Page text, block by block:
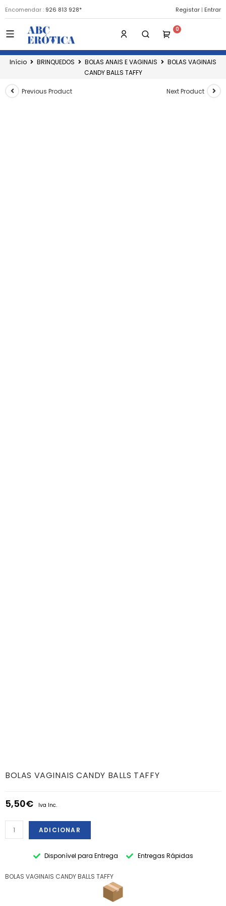
Encomendar : 926 813 928* Registar | Entrar
Início BRINQUEDOS BOLAS ANAIS E VAGINAIS
BOLAS VAGINAIS
CANDY BALLS TAFFY
Previous Product Next Product
BOLAS VAGINAIS CANDY BALLS TAFFY
5,50€ Iva Inc.
ADICIONAR
Disponível para Entrega Entregas Rápidas
BOLAS VAGINAIS CANDY BALLS TAFFY